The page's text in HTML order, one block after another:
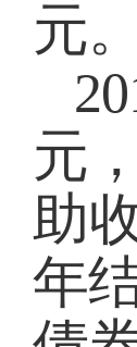
元。
元
助
年